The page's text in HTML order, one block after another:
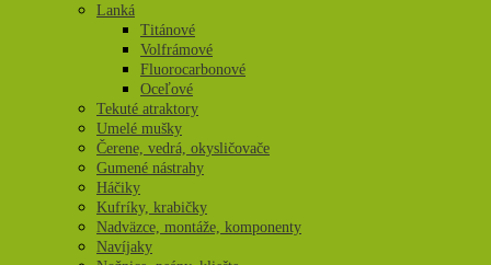
Lanká
Titánové
Volfrámové
Fluorocarbonové
Oceľové
Tekuté atraktory
Umelé mušky
Čerene, vedrá, okysličovače
Gumené nástrahy
Háčiky
Kufríky, krabičky
Nadväzce, montáže, komponenty
Navíjaky